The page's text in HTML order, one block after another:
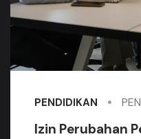
PENDIDIKAN
Izin Perubahan